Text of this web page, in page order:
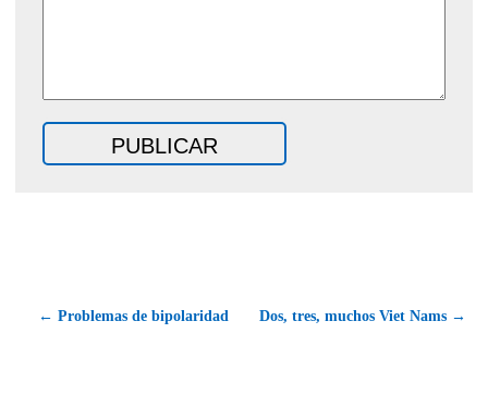
← Problemas de bipolaridad Dos, tres, muchos Viet Nams →